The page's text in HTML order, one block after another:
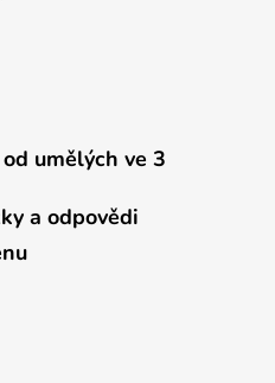
umělých ve 3
a odpovědi